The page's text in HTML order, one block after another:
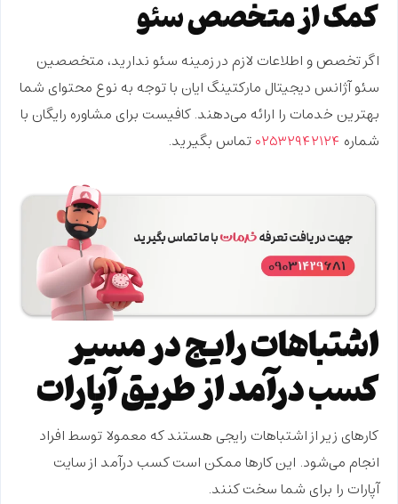
کمک از متخصص سئو
اگر تخصص و اطلاعات لازم در زمینه سئو ندارید، متخصصین
سئو آژانس دیجیتال مارکتینگ ایان با توجه به نوع محتوای شما
بهترین خدمات را ارائه می‌دهند. کافیست برای مشاوره رایگان با
شماره ۰۲۵۳۲۹۴۲۱۲۴تماس بگیرید.
اشتباهات رایج در مسیر
کسب درآمد از طریق آپارات
کارهای زیر از اشتباهات رایجی هستند که معمولا توسط افراد
انجام می‌شود. این کارها ممکن است کسب درآمد از سایت
آپارات را برای شما سخت کنند.